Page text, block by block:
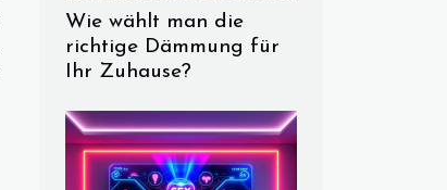
Wie wählt man die
richtige Dämmung für
Ihr Zuhause?